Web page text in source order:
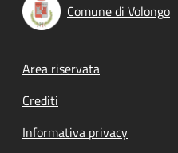
Comune di Volongo
Footer menu
Area riservata
Crediti
Informativa privacy